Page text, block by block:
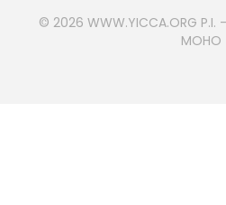
© 2026 WWW.YICCA.ORG P.I.
MOHO